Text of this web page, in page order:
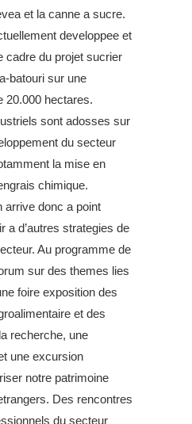
et la canne a sucre.
developpee et
cadre du projet sucrier
batouri sur une
20.000 hectares.
sont adosses sur
du secteur
la mise en
chimique.
arrive donc a point
a d’autres strategies de
Au programme de
sur des themes lies
foire exposition des
et des
recherche, une
une excursion
notre patrimoine
Des rencontres
du secteur